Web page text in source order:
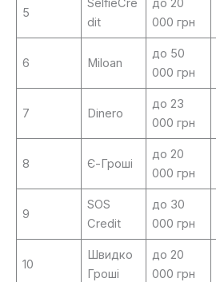
5
SelfieCre
dit
до 20
000 грн
6 Miloan
до 50
000 грн
7 Dinero
до 23
000 грн
8 Є-Гроші
до 20
000 грн
9
SOS
Credit
до 30
000 грн
10
Швидко
Гроші
до 20
000 грн